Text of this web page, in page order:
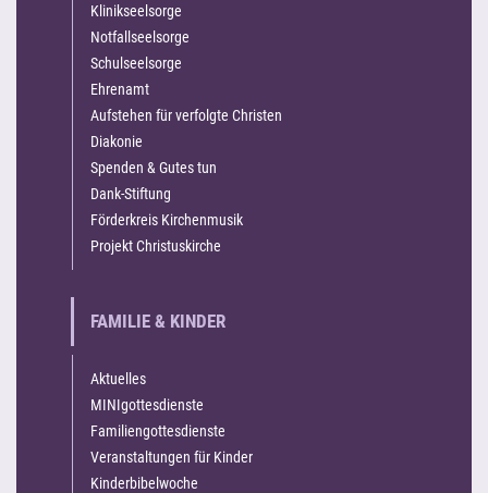
Klinikseelsorge
Notfallseelsorge
Schulseelsorge
Ehrenamt
Aufstehen für verfolgte Christen
Diakonie
Spenden & Gutes tun
Dank-Stiftung
Förderkreis Kirchenmusik
Projekt Christuskirche
FAMILIE & KINDER
Aktuelles
MINIgottesdienste
Familiengottesdienste
Veranstaltungen für Kinder
Kinderbibelwoche